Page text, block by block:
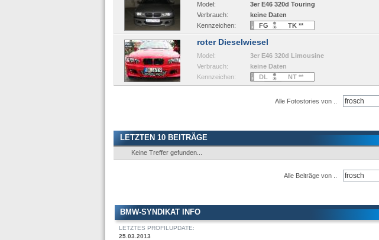
Model:
Verbrauch:
Kennzeichen:
3er E46 320d Touring
keine Daten
FG
TK **
roter Dieselwiesel
Model:
Verbrauch:
Kennzeichen:
3er E46 320d Limousine
keine Daten
DL
NT **
Alle Fotostories von ..
LETZTEN 10 BEITRÄGE
Keine Treffer gefunden...
Alle Beiträge von ..
BMW-SYNDIKAT INFO
LETZTES PROFILUPDATE:
25.03.2013